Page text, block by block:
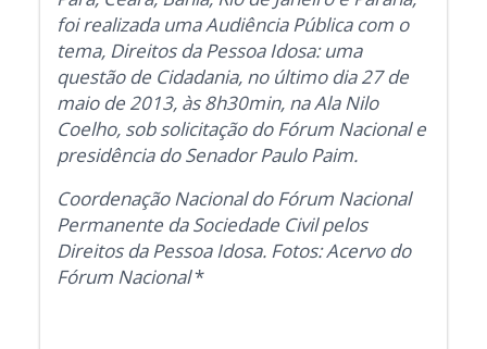
foi realizada uma Audiência Pública com o
tema, Direitos da Pessoa Idosa: uma
questão de Cidadania, no último dia 27 de
maio de 2013, às 8h30min, na Ala Nilo
Coelho, sob solicitação do Fórum Nacional e
presidência do Senador Paulo Paim.
Coordenação Nacional do Fórum Nacional
Permanente da Sociedade Civil pelos
Direitos da Pessoa Idosa. Fotos: Acervo do
Fórum Nacional*